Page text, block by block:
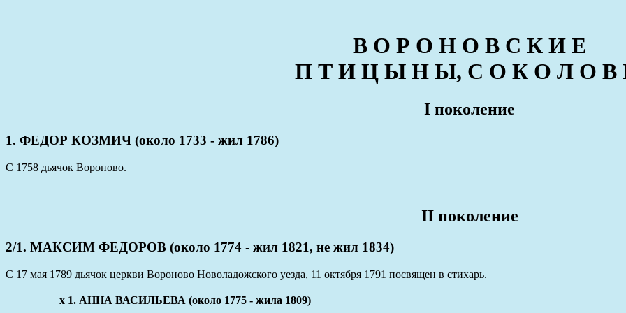
В О Р О Н О В С К И Е
П Т И Ц Ы Н Ы, С О К О Л О В
I поколение
1. ФЕДОР КОЗМИЧ (около 1733 - жил 1786)
С 1758 дьячок Вороново.
II поколение
2/1. МАКСИМ ФЕДОРОВ (около 1774 - жил 1821, не жил 1834)
С 17 мая 1789 дьячок церкви Вороново Новоладожского уезда, 11 октября 1791 посвящен в стихарь.
x 1. АННА ВАСИЛЬЕВА (около 1775 - жила 1809)